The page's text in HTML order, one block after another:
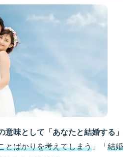
意味として「あなたと結婚する」
とばかりを考えてしまう 」「結婚